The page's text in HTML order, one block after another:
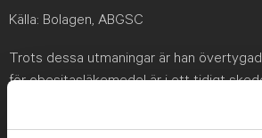
Källa: Bolagen, ABGSC
Trots dessa utmaningar är han
för obesitasläkemedel är i ett tidigt
växa kraftigt. Hans syn på Novo